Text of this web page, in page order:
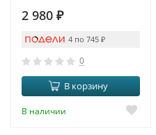
2 980 ₽
4 по 745 ₽
0
В корзину
В наличии